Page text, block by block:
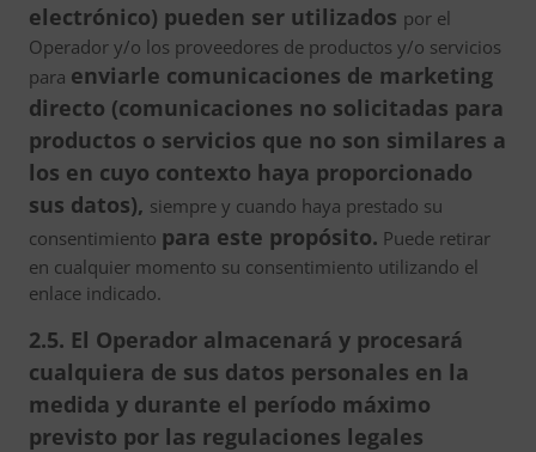
electrónico) pueden ser utilizados por el
Operador y/o los proveedores de productos y/o servicios
para enviarle comunicaciones de marketing
directo (comunicaciones no solicitadas para
productos o servicios que no son similares a
los en cuyo contexto haya proporcionado
sus datos), siempre y cuando haya prestado su
consentimiento para este propósito. Puede retirar
en cualquier momento su consentimiento utilizando el
enlace indicado.
2.5. El Operador almacenará y procesará
cualquiera de sus datos personales en la
medida y durante el período máximo
previsto por las regulaciones legales